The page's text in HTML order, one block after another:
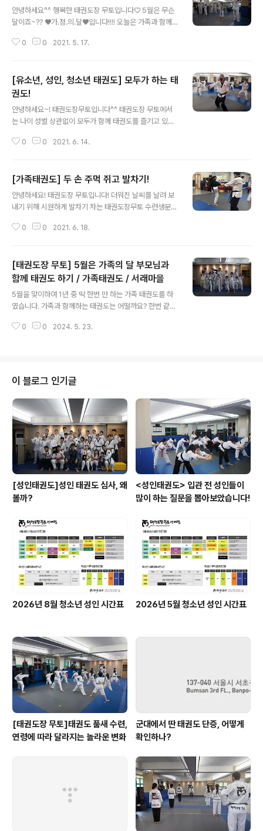
안녕하세요^^ 행복한 태권도장 무토입니다♡ 5월은 무슨
달이죠~?? ♥가.정.의.달♥입니다!!!! 오늘은 가족과 함께하
과 함께 스트레칭을 하고 있는 모습입니다~♬ 몸풀기로 달
니다!! 듬직해 보이지 않나요???!! 부모님들의 진지한 모습
도 정말 멋있습니다♭♭♭ 아버님들의 멋있는 촛불 끄기
실력!! 한번 보실까요~? 오늘은 우리가 사범님!! 아이들이
부모님을 가르쳐주는 시간을 가져보았습니다~! 주말이기
도 하고 비도 오고 좋지 않았는데도 찾아와주신 가족분들
너무 감사합니다~♥ 다음 가족 태권도에는 더욱더 재미있
0 0 2021. 5. 17.
[유소년, 성인, 청소년 태권도] 모두가 하는 태
권도!
안녕하세요~! 태권도장무토입니다^^ 태권도장 무토에서
는 나이 성별 상관없이 모두가 함께 태권도를 즐기고 있습
하겠습니다! 유소년 아이들의 실전기 시간입니다! 다음은
에서 공통점을 찾으셨나요?? 유소년, 청소년, 성인 모두 태
권도를 할 때는 마음가짐과 함께 눈빛이 달라집니다!! 밖에
서는 모두 각자의 생활을 지내다 태권도장에 함께 모여 같
도 나누며 일상에서 잠시 벗어나 태권도장 무토의 멋진 수
0 0 2021. 6. 14.
[가족태권도] 두 손 주먹 쥐고 발차기!
안녕하세요! 태권도장 무토입니다! 더워진 날씨를 날려 보
내기 위해 시원하게 발차기 차는 태권도장무토 수련생분들
지막으로 화이팅 넘치게 스피트 발차기!! 겨루기는 실전!!
입니다! 다가오는 여름을 날려버리기 위해 모두 시원하고
넓은 환경에서 즐겁게 운동을 즐기고 있습니다~! 아직도
어떤 운동할지 고민중이신가요? 모든 사람들이 즐기고 있
는 태권도!! 우리 함께 운동해요~ 무료체험 수업은 항상 문
의 가능합니다 서초점. 1544-9915 서래점. 1544-919
6
0 0 2021. 6. 18.
[태권도장 무토] 5월은 가족의 달 부모님과
함께 태권도 하기 / 가족태권도 / 서래마을
5월을 맞이하여 1년 중 딱 한번 만 하는 가족 태권도를 하
였습니다. 가족과 함께하는 태권도는 어떨까요? 한번 같이
해보시는 분들도 계십니다. 걱정마세요 태권도장 무토에서
.... 흑흑 감격스럽습니다. 분명히 천천히 뛰기로 했지만...
그 누구보다 빠르고 꼭 먼저 들어오겠다는 의지에 ..... 최고
속도를 찍었습니다...... 만만치 않네요... 그리고 무엇보다
좋았던 점은 입가에 웃음이 끊이질 않는다는 겁니다!!! 이
제는 아이들이 가장 기다린 부모님과 함께 태권도를 해볼
까..
0 0 2024. 5. 23.
이 블로그 인기글
[성인태권도]성인 태권도 심사, 왜
볼까?
<성인태권도> 입관 전 성인들이
많이 하는 질문을 뽑아보았습니다!
2026년 8월 청소년 성인 시간표 2026년 5월 청소년 성인 시간표
[태권도장 무토]태권도 품새 수련,
연령에 따라 달라지는 놀라운 변화
군대에서 딴 태권도 단증, 어떻게
확인하나?